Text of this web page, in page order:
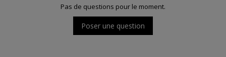
Pas de questions pour le moment.
Poser une question